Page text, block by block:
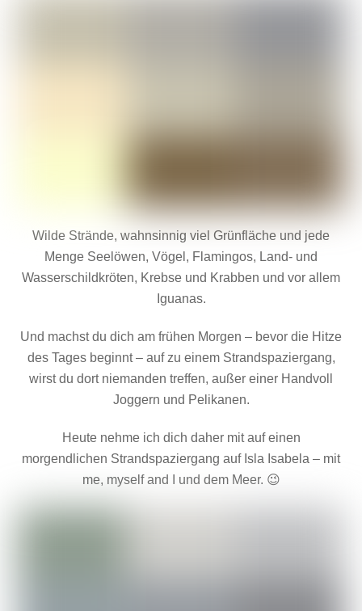
Wilde Strände, wahnsinnig viel Grünfläche und jede
Menge Seelöwen, Vögel, Flamingos, Land- und
Wasserschildkröten, Krebse und Krabben und vor allem
Iguanas.
Und machst du dich am frühen Morgen – bevor die Hitze
des Tages beginnt – auf zu einem Strandspaziergang,
wirst du dort niemanden treffen, außer einer Handvoll
Joggern und Pelikanen.
Heute nehme ich dich daher mit auf einen
morgendlichen Strandspaziergang auf Isla Isabela – mit
me, myself and I und dem Meer. 😉